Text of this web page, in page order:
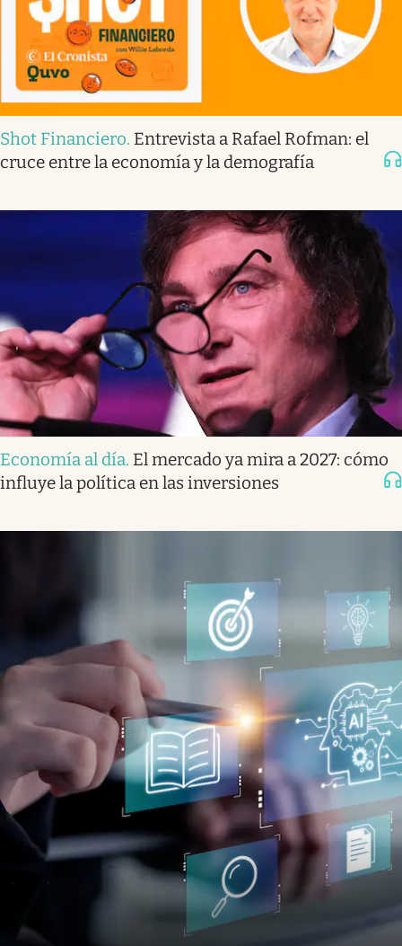
Shot Financiero. Entrevista a Rafael Rofman: el
cruce entre la economía y la demografía
Economía al día. El mercado ya mira a 2027: cómo
influye la política en las inversiones